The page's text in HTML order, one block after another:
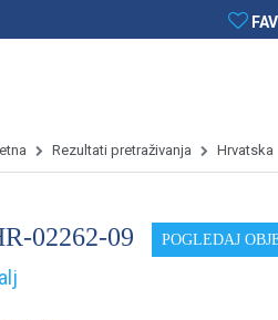
Rezultati pretraživanja Hrvatska
02262-09 POGLEDAJ